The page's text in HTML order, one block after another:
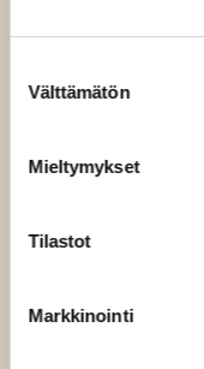
valinta
Välttämätön
Mieltymykset
Tilastot
Markkinointi
ARTICLE